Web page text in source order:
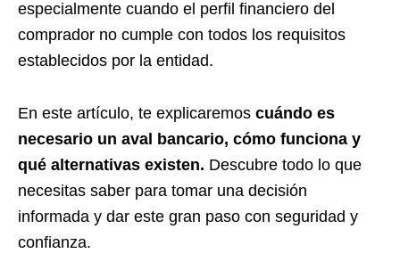
especialmente cuando el perfil financiero del
comprador no cumple con todos los requisitos
establecidos por la entidad.
En este artículo, te explicaremos cuándo es
necesario un aval bancario, cómo funciona y
qué alternativas existen. Descubre todo lo que
necesitas saber para tomar una decisión
informada y dar este gran paso con seguridad y
confianza.